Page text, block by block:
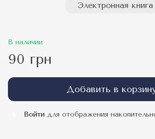
Электронная книга
В наличии
90 грн
Добавить в
Войти для отображения